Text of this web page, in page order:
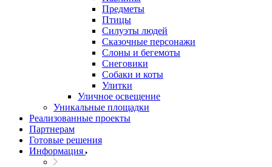
Предметы
Птицы
Силуэты людей
Сказочные персонажи
Слоны и бегемоты
Снеговики
Собаки и коты
Улитки
Уличное освещение
Уникальные площадки
Реализованные проекты
Партнерам
Готовые решения
Информация